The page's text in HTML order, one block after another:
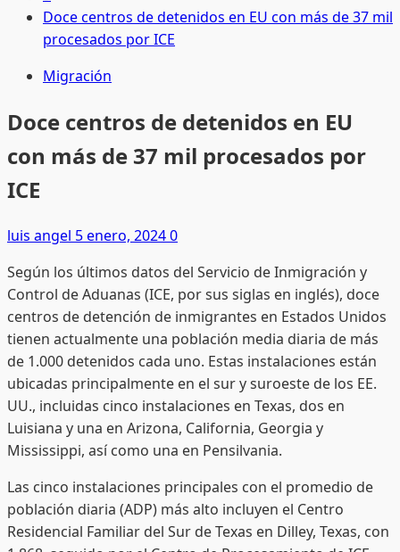
Doce centros de detenidos en EU con más de 37 mil
procesados por ICE
Migración
Doce centros de detenidos en EU
con más de 37 mil procesados por
ICE
luis angel 5 enero, 20240
Según los últimos datos del Servicio de Inmigración y
Control de Aduanas (ICE, por sus siglas en inglés), doce
centros de detención de inmigrantes en Estados Unidos
tienen actualmente una población media diaria de más
de 1.000 detenidos cada uno. Estas instalaciones están
ubicadas principalmente en el sur y suroeste de los EE.
UU., incluidas cinco instalaciones en Texas, dos en
Luisiana y una en Arizona, California, Georgia y
Mississippi, así como una en Pensilvania.
Las cinco instalaciones principales con el promedio de
población diaria (ADP) más alto incluyen el Centro
Residencial Familiar del Sur de Texas en Dilley, Texas, con